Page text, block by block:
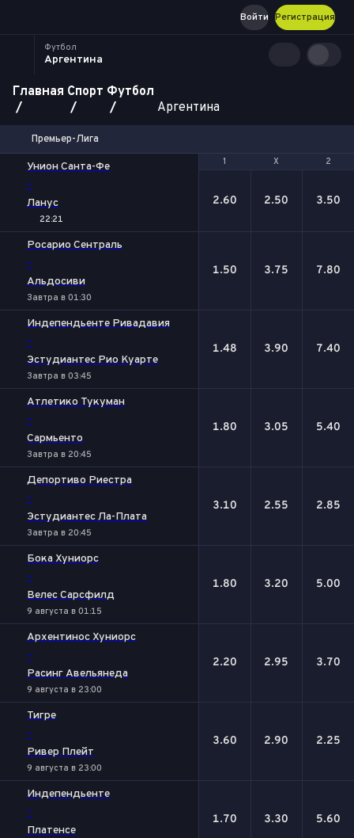
Регистрация
Войти
Футбол
Аргентина
Главная Спорт Футбол
Аргентина
Премьер-Лига
1 Х 2
Унион Санта-Фе
-
Ланус
22:21
1 Х 2
2.60 2.50 3.50
Росарио Сентраль
-
Альдосиви
Завтра в 01:30
1.50 3.75 7.80
Индепендьенте Ривадавия
-
Эстудиантес Рио Куарте
Завтра в 03:45
1.48 3.90 7.40
Атлетико Тукуман
-
Сармьенто
Завтра в 20:45
1.80 3.05 5.40
Депортиво Риестра
-
Эстудиантес Ла-Плата
Завтра в 20:45
3.10 2.55 2.85
Бока Хуниорс
-
Велес Сарсфилд
9 августа в 01:15
1.80 3.20 5.00
Архентинос Хуниорс
-
Расинг Авельянеда
9 августа в 23:00
2.20 2.95 3.70
Тигре
-
Ривер Плейт
9 августа в 23:00
3.60 2.90 2.25
Индепендьенте
-
Платенсе
1.70 3.30 5.60